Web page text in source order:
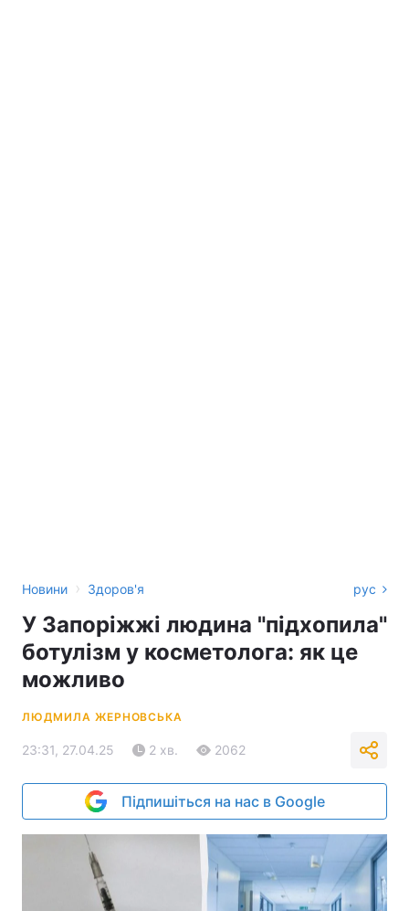
Новини › Здоров'я рус
У Запоріжжі людина "підхопила"
ботулізм у косметолога: як це
можливо
ЛЮДМИЛА ЖЕРНОВСЬКА
23:31, 27.04.25 2 хв. 2062
Підпишіться на нас в Google